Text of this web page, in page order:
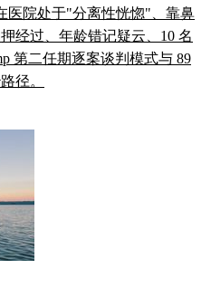
医院处于"分离性恍惚"、靠鼻
经过、年龄错记疑云、10 名
第二任期逐案谈判模式与 89
径。